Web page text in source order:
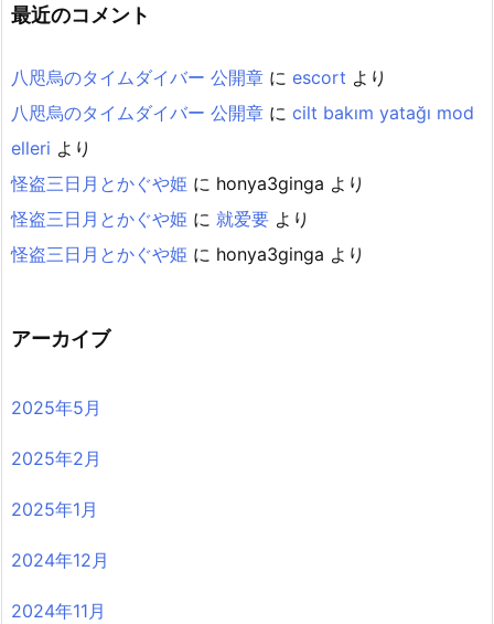
最近のコメント
八咫烏のタイムダイバー 公開章 に escort より
八咫烏のタイムダイバー 公開章 に cilt bakım yatağı mod
elleri より
怪盗三日月とかぐや姫 に honya3ginga より
怪盗三日月とかぐや姫 に 就爱要 より
怪盗三日月とかぐや姫 に honya3ginga より
アーカイブ
2025年5月
2025年2月
2025年1月
2024年12月
2024年11月